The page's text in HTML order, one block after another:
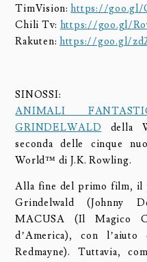
TimVision:https://goo.gl/
Chili Tv: https://goo.gl/
Rakuten:https://goo.gl/
SINOSSI:
ANIMALI
GRINDELWALD della
seconda delle cinque
World™ di J.K. Rowling.
Alla fine del primo film, il
Grindelwald (Johnny
MACUSA (Il Magico
d’America), con
Redmayne). Tuttavia,